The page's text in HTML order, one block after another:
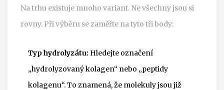
Na trhu existuje mnoho variant. Ne všechny jsou si
rovny. Při výběru se zaměřte na tyto tři body:
Typ hydrolyzátu: Hledejte označení
„hydrolyzovaný kolagen“ nebo „peptidy
kolagenu“. To znamená, že molekuly jsou již